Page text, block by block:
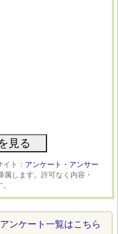
ト： アンケート・アンサー
します。許可なく内容・
ンケート一覧はこちら